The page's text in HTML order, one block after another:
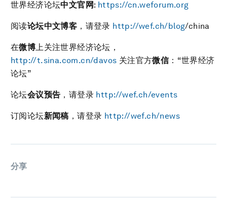
世界经济论坛中文官网: https://cn.weforum.org
阅读论坛中文博客 ，请登录 http://wef.ch/blog/china
在微博上关注世界经济论坛，
http://t.sina.com.cn/davos 关注官方微信：“世界经济
论坛”
论坛会议预告 ，请登录 http://wef.ch/events
订阅论坛新闻稿 ，请登录 http://wef.ch/news
分享